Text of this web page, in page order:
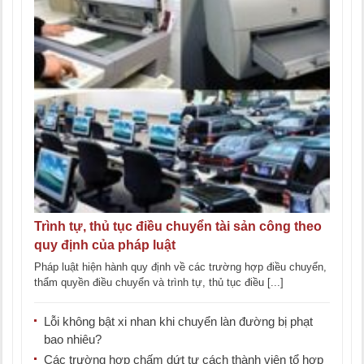
Trình tự, thủ tục điều chuyển tài sản công theo
quy định của pháp luật
Pháp luật hiện hành quy định về các trường hợp điều chuyển,
thẩm quyền điều chuyển và trình tự, thủ tục điều [...]
Lỗi không bật xi nhan khi chuyển làn đường bị phạt
bao nhiêu?
Các trường hợp chấm dứt tư cách thành viên tổ hợp